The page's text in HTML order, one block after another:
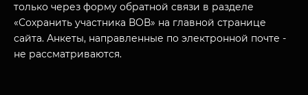
только через форму обратной связи в разделе
«Сохранить участника ВОВ» на главной странице
сайта. Анкеты, направленные по электронной почте -
не рассматриваются.